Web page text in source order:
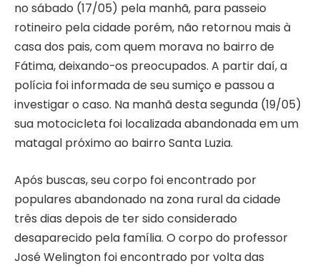
no sábado (17/05) pela manhã, para passeio
rotineiro pela cidade porém, não retornou mais à
casa dos pais, com quem morava no bairro de
Fátima, deixando-os preocupados. A partir daí, a
polícia foi informada de seu sumiço e passou a
investigar o caso. Na manhã desta segunda (19/05)
sua motocicleta foi localizada abandonada em um
matagal próximo ao bairro Santa Luzia.
Após buscas, seu corpo foi encontrado por
populares abandonado na zona rural da cidade
três dias depois de ter sido considerado
desaparecido pela família. O corpo do professor
José Welington foi encontrado por volta das